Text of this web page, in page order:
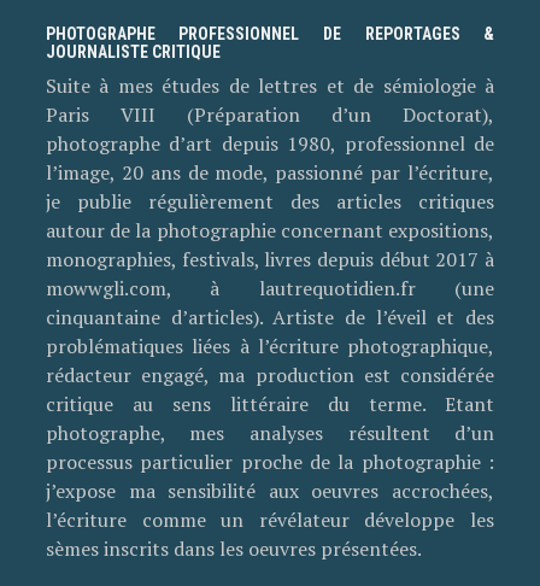
PHOTOGRAPHE PROFESSIONNEL DE REPORTAGES &
JOURNALISTE CRITIQUE
Suite à mes études de lettres et de sémiologie à
Paris VIII (Préparation d’un Doctorat),
photographe d’art depuis 1980, professionnel de
l’image, 20 ans de mode, passionné par l’écriture,
je publie régulièrement des articles critiques
autour de la photographie concernant expositions,
monographies, festivals, livres depuis début 2017 à
mowwgli.com, à lautrequotidien.fr (une
cinquantaine d’articles). Artiste de l’éveil et des
problématiques liées à l’écriture photographique,
rédacteur engagé, ma production est considérée
critique au sens littéraire du terme. Etant
photographe, mes analyses résultent d’un
processus particulier proche de la photographie :
j’expose ma sensibilité aux oeuvres accrochées,
l’écriture comme un révélateur développe les
sèmes inscrits dans les oeuvres présentées.